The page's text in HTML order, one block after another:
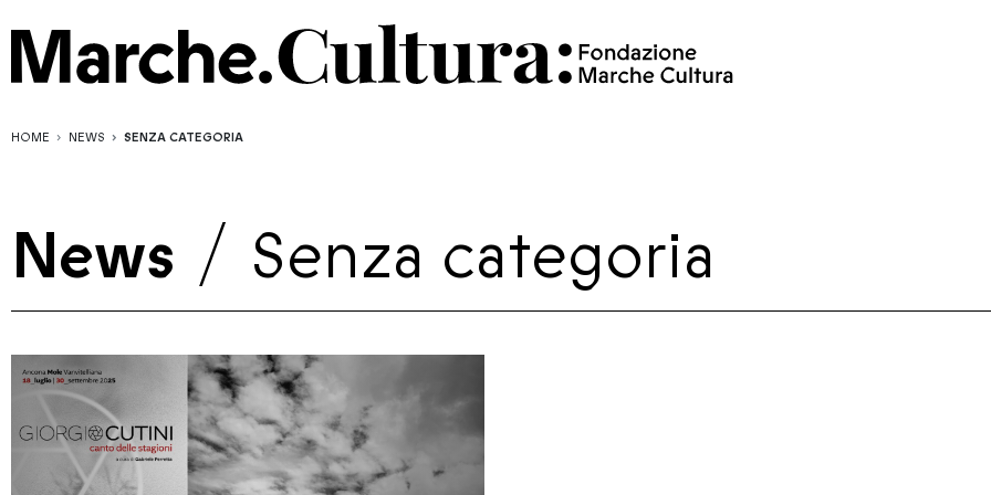
HOME NEWS SENZA CATEGORIA
News / Senza categoria